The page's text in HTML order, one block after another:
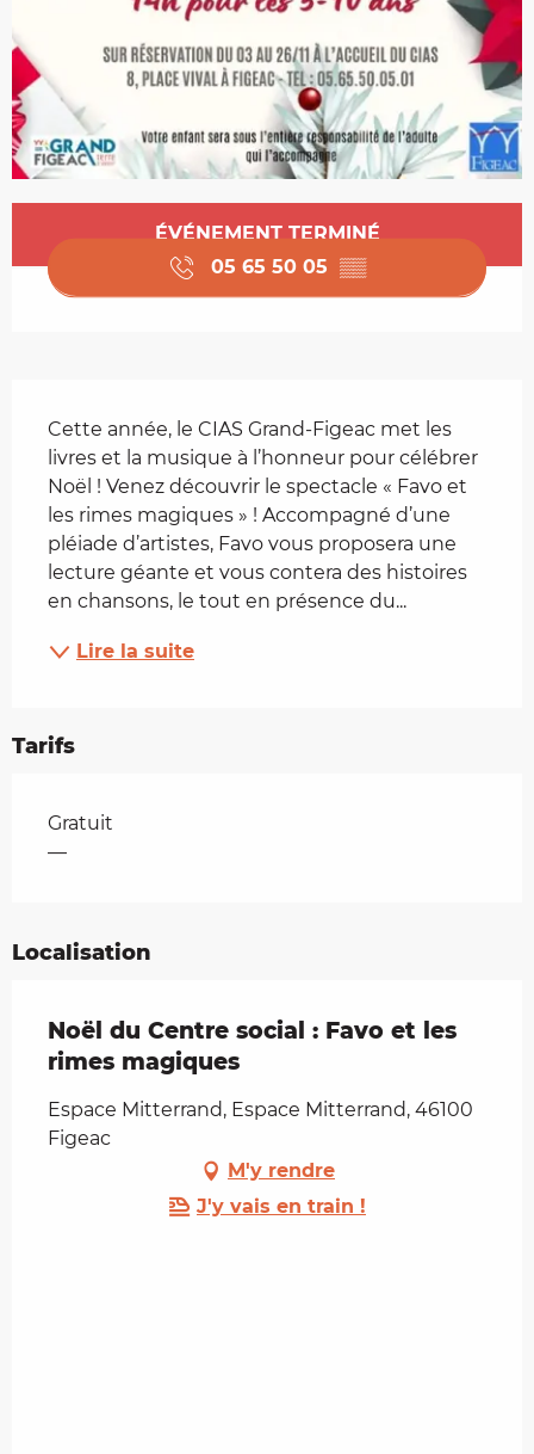
Ouverture et coordonnées
ÉVÉNEMENT TERMINÉ
05 65 50 05 ▒▒
Cette année, le CIAS Grand-Figeac met les
livres et la musique à l’honneur pour célébrer
Noël ! Venez découvrir le spectacle « Favo et
les rimes magiques » ! Accompagné d’une
pléiade d’artistes, Favo vous proposera une
lecture géante et vous contera des histoires
en chansons, le tout en présence du...
Lire la suite
Tarifs
Tarifs 2026
Gratuit
—
Localisation
Noël du Centre social : Favo et les
rimes magiques
Espace Mitterrand, Espace Mitterrand, 46100
Figeac
M'y rendre
J'y vais en train !